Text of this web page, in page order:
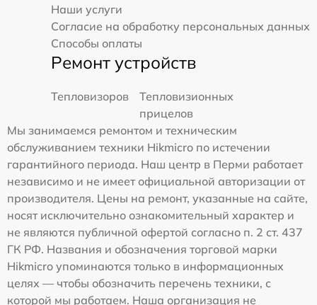
Наши услуги
Согласие на обработку персональных данных
Способы оплаты
Ремонт устройств
Тепловизоров
Тепловизионных
прицелов
Мы занимаемся ремонтом и техническим
обслуживанием техники Hikmicro по истечении
гарантийного периода. Наш центр в Перми работает
независимо и не имеет официальной авторизации от
производителя. Цены на ремонт, указанные на сайте,
носят исключительно ознакомительный характер и
не являются публичной офертой согласно п. 2 ст. 437
ГК РФ. Названия и обозначения торговой марки
Hikmicro упоминаются только в информационных
целях — чтобы обозначить перечень техники, с
которой мы работаем. Наша организация не